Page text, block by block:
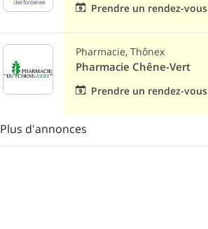
Prendre un rendez-vous
Pharmacie, Thônex
Pharmacie Chêne-Vert
Prendre un rendez-vous
Plus d'annonces